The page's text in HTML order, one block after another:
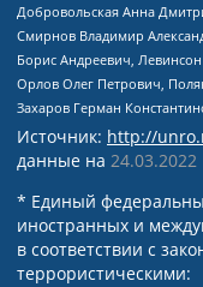
Добровольская Анна
Смирнов Владимир
Борис Андреевич,
Орлов Олег Петрович,
Захаров Герман
Источник: http://
данные на 24.03.2022
* Единый
иностранных и
в соответствии с
террористическими: